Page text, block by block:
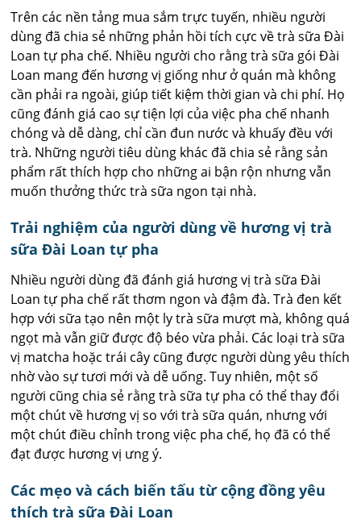
Trên các nền tảng mua sắm trực tuyến, nhiều người
dùng đã chia sẻ những phản hồi tích cực về trà sữa Đài
Loan tự pha chế. Nhiều người cho rằng trà sữa gói Đài
Loan mang đến hương vị giống như ở quán mà không
cần phải ra ngoài, giúp tiết kiệm thời gian và chi phí. Họ
cũng đánh giá cao sự tiện lợi của việc pha chế nhanh
chóng và dễ dàng, chỉ cần đun nước và khuấy đều với
trà. Những người tiêu dùng khác đã chia sẻ rằng sản
phẩm rất thích hợp cho những ai bận rộn nhưng vẫn
muốn thưởng thức trà sữa ngon tại nhà.
Trải nghiệm của người dùng về hương vị trà
sữa Đài Loan tự pha
Nhiều người dùng đã đánh giá hương vị trà sữa Đài
Loan tự pha chế rất thơm ngon và đậm đà. Trà đen kết
hợp với sữa tạo nên một ly trà sữa mượt mà, không quá
ngọt mà vẫn giữ được độ béo vừa phải. Các loại trà sữa
vị matcha hoặc trái cây cũng được người dùng yêu thích
nhờ vào sự tươi mới và dễ uống. Tuy nhiên, một số
người cũng chia sẻ rằng trà sữa tự pha có thể thay đổi
một chút về hương vị so với trà sữa quán, nhưng với
một chút điều chỉnh trong việc pha chế, họ đã có thể
đạt được hương vị ưng ý.
Các mẹo và cách biến tấu từ cộng đồng yêu
thích trà sữa Đài Loan